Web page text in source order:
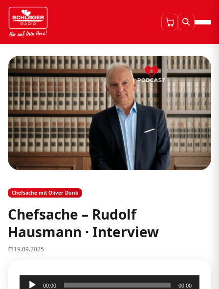
Chefsache mit Oliver Dunk
Chefsache – Rudolf
Hausmann · Interview
19.09.2025
Audio-
00:00 00:00